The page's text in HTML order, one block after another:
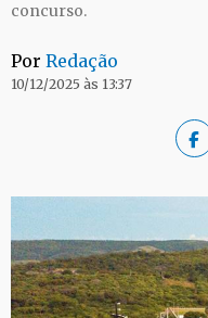
concurso.
Por Redação
10/12/2025 às 13:37